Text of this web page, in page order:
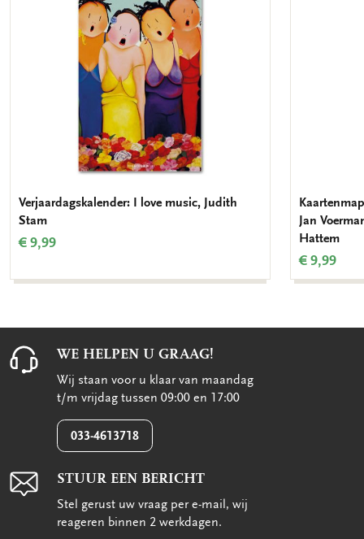
Verjaardagskalender: I love music, Judith
Stam
€ 9,99
Jan
Hattem
€ 9,99
WE HELPEN U GRAAG!
Wij staan voor u klaar van maandag
t/m vrijdag tussen 09:00 en 17:00
033-4613718
STUUR EEN BERICHT
Stel gerust uw vraag per e-mail, wij
reageren binnen 2 werkdagen.